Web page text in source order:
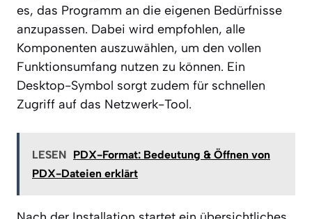
es, das Programm an die eigenen Bedürfnisse
anzupassen. Dabei wird empfohlen, alle
Komponenten auszuwählen, um den vollen
Funktionsumfang nutzen zu können. Ein
Desktop-Symbol sorgt zudem für schnellen
Zugriff auf das Netzwerk-Tool.
LESEN PDX-Format: Bedeutung & Öffnen von
PDX-Dateien erklärt